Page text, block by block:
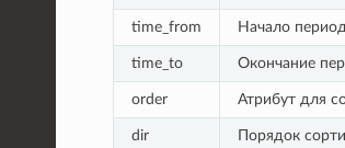
time_from Начало
time_to Окончание
order Атрибут для
dir Порядок